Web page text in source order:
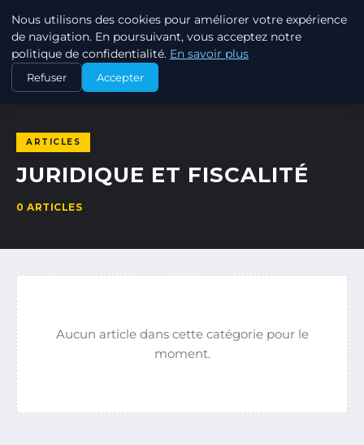
MIRIDAN WEB
SOLUTIONS WEB PROFESSIONNELLES
ACCUEIL JURIDIQUE ET FISCALITÉ
ARTICLES
JURIDIQUE ET FISCALITÉ
0 ARTICLES
Aucun article dans cette catégorie pour le
moment.
Nous utilisons des cookies pour améliorer votre expérience
de navigation. En poursuivant, vous acceptez notre
politique de confidentialité. En savoir plus
Refuser Accepter